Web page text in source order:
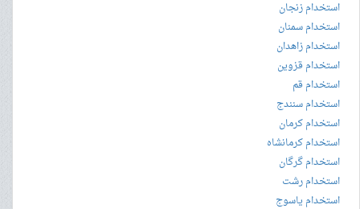
استخدام زنجان
استخدام سمنان
استخدام زاهدان
استخدام قزوین
استخدام قم
استخدام سنندج
استخدام کرمان
استخدام کرمانشاه
استخدام گرگان
استخدام رشت
استخدام یاسوج